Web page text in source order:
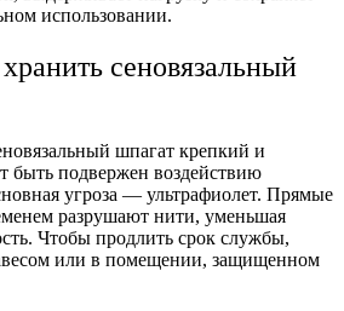
использовании.
сеновязальный
шпагат крепкий и
быть подвержен воздействию
угроза — ультрафиолет. Прямые
разрушают нити, уменьшая
Чтобы продлить срок службы,
или в помещении, защищенном